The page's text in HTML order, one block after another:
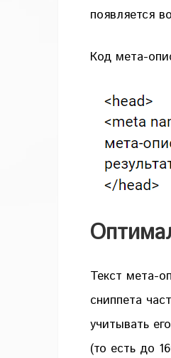
появляется
Код мета-
Текст мета-
сниппета
учитывать
(то есть до